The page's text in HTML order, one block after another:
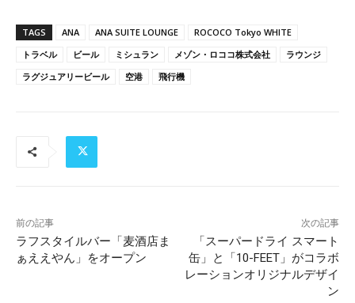
TAGS ANA ANA SUITE LOUNGE
ROCOCO Tokyo WHITE
トラベル
ビール ミシュラン メゾン・ロココ株式会社
ラウンジ
ラグジュアリービール
空港 飛行機
前の記事
ラフスタイルバー「麦酒店ま
ぁええやん」をオープン
次の記事
「スーパードライ スマート
缶」と「10-FEET」がコラボ
レーションオリジナルデザイ
ン